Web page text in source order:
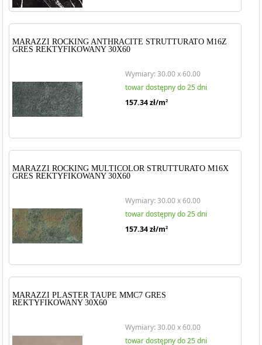
MARAZZI ROCKING ANTHRACITE STRUTTURATO M16Z
GRES REKTYFIKOWANY 30X60
Wymiary: 30.00 x 60.00
towar dostępny do 25 dni
157.34zł/m2
MARAZZI ROCKING MULTICOLOR STRUTTURATO M16X
GRES REKTYFIKOWANY 30X60
Wymiary: 30.00 x 60.00
towar dostępny do 25 dni
157.34zł/m2
MARAZZI PLASTER TAUPE MMC7 GRES
REKTYFIKOWANY 30X60
Wymiary: 30.00 x 60.00
towar dostępny do 25 dni